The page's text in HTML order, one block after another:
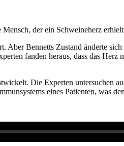
der ein Schweineherz
Aber Bennetts Zustand änderte
fanden heraus, dass das
Die Experten untersuchen
eines Patienten, was